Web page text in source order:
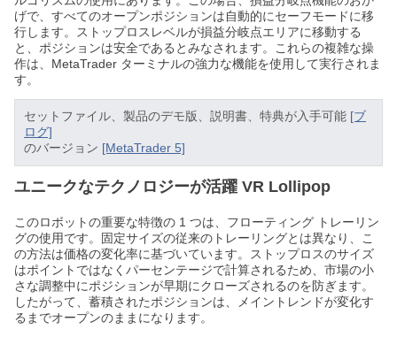
げで、すべてのオープンポジションは自動的にセーフモードに移
行します。ストップロスレベルが損益分岐点エリアに移動する
と、ポジションは安全であるとみなされます。これらの複雑な操
作は、MetaTrader ターミナルの強力な機能を使用して実行されま
す。
セットファイル、製品のデモ版、説明書、特典が入手可能 [ブ
ログ]
のバージョン [MetaTrader 5]
ユニークなテクノロジーが活躍 VR Lollipop
このロボットの重要な特徴の 1 つは、フローティング トレーリン
グの使用です。固定サイズの従来のトレーリングとは異なり、こ
の方法は価格の変化率に基づいています。ストップロスのサイズ
はポイントではなくパーセンテージで計算されるため、市場の小
さな調整中にポジションが早期にクローズされるのを防ぎます。
したがって、蓄積されたポジションは、メイントレンドが変化す
るまでオープンのままになります。